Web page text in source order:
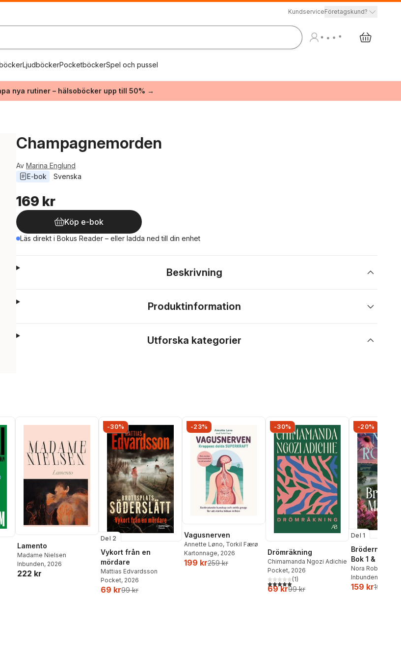
KundserviceFöretagskund?
LjudböckerPocketböckerSpel och pussel
nya rutiner – hälsoböcker upp till 50% →
Champagnemorden
Av Marina Englund
E-bok
Svenska
169 kr
Köp e-bok
Läs direkt i Bokus Reader – eller ladda ned till din enhet
Beskrivning
Produktinformation
Utforska kategorier
Lamento
Madame Nielsen
Inbunden, 2026
222 kr
-30%
Del 2
Vykort från en
mördare
Mattias Edvardsson
Pocket, 2026
69 kr99 kr
-23%
Vagusnerven
Annette Løno, Torkil Færø
Kartonnage, 2026
199 kr259 kr
-30%
Drömräkning
Chimamanda Ngozi Adichie
Pocket, 2026
5,0utav 5 stjärnor. Totalt antal röster:
(1)
69 kr99 kr
-20%
Del 1
Bröderna
Bok 1 & 2
Nora Roberts
Inbunden
159 kr199 kr